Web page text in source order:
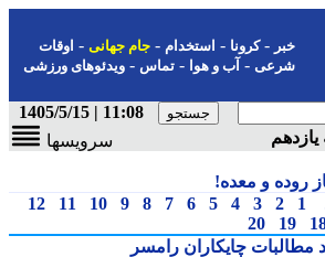
-کرونا-استخدام- جام جهانی-اوقات
شرعی-آب و هوا-تماس-ویدئوهای ورزشی
11:08 | 1405/5/15
سرویسها
و معده!
2
3
4
5
6
7
8
9
10
11
12
19
20